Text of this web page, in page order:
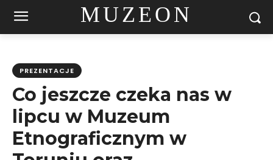
MUZEON
PREZENTACJE
Co jeszcze czeka nas w
lipcu w Muzeum
Etnograficznym w